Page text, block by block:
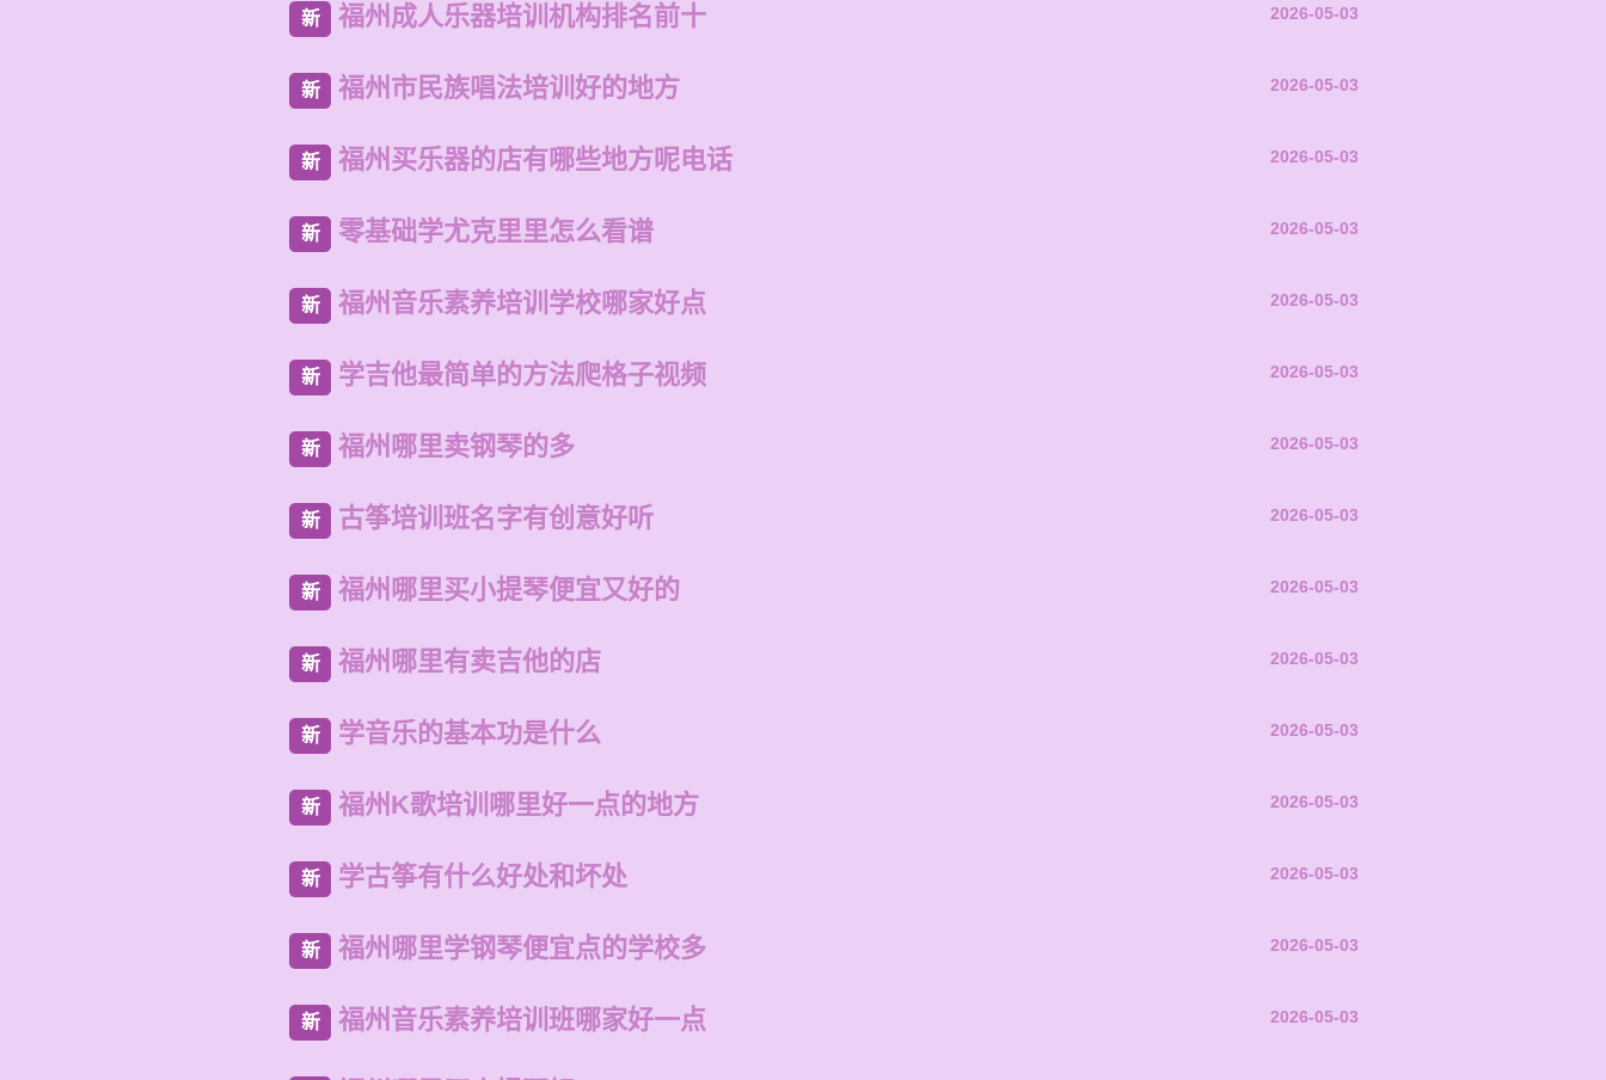
新 福州成人乐器培训机构排名前十 2026-05-03
新 福州市民族唱法培训好的地方 2026-05-03
新 福州买乐器的店有哪些地方呢电话 2026-05-03
新 零基础学尤克里里怎么看谱 2026-05-03
新 福州音乐素养培训学校哪家好点 2026-05-03
新 学吉他最简单的方法爬格子视频 2026-05-03
新 福州哪里卖钢琴的多 2026-05-03
新 古筝培训班名字有创意好听 2026-05-03
新 福州哪里买小提琴便宜又好的 2026-05-03
新 福州哪里有卖吉他的店 2026-05-03
新 学音乐的基本功是什么 2026-05-03
新 福州K歌培训哪里好一点的地方 2026-05-03
新 学古筝有什么好处和坏处 2026-05-03
新 福州哪里学钢琴便宜点的学校多 2026-05-03
新 福州音乐素养培训班哪家好一点 2026-05-03